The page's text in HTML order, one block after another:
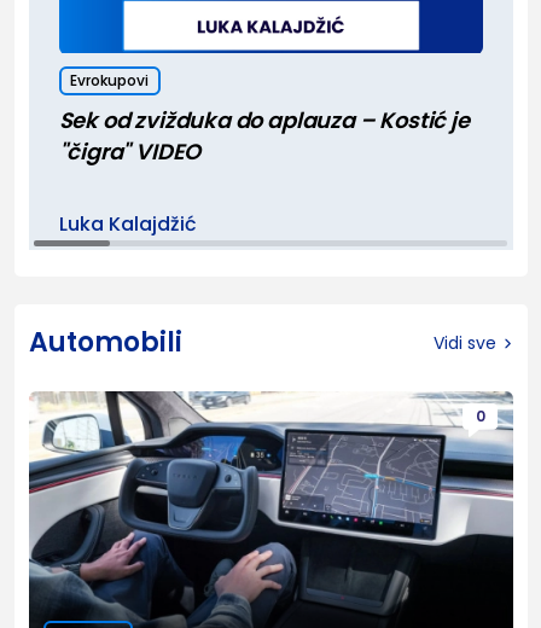
Evrokupovi
Sek od zvižduka do aplauza – Kostić je
"čigra" VIDEO
Luka Kalajdžić
Automobili Vidi sve
0